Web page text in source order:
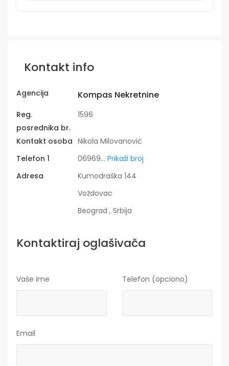
Kontakt info
Agencija Kompas Nekretnine
Reg.
posrednika br.
1596
Kontakt osoba Nikola Milovanović
Telefon 1
06969... Prikaži broj
Adresa
Kumodraška 144
Voždovac
Beograd , Srbija
Kontaktiraj oglašivača
Vaše ime Telefon (opciono)
Email